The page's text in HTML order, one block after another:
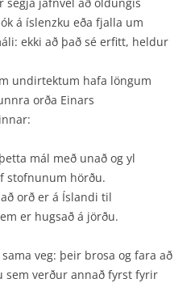
á íslenzku eða fjalla um
ekki að það sé erfitt, heldur
undirtektum hafa löngum
orða Einars
mál með unað og yl
stofnunum hörðu.
orð er á Íslandi til
er hugsað á jörðu.
veg: þeir brosa og fara að
sem verður annað fyrst fyrir